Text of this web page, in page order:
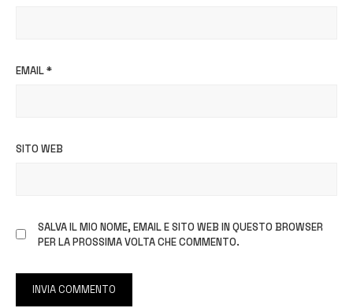
EMAIL*
SITO WEB
SALVA IL MIO NOME, EMAIL E SITO WEB IN QUESTO BROWSER
PER LA PROSSIMA VOLTA CHE COMMENTO.